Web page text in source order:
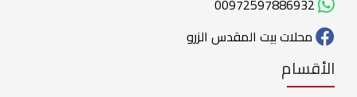
محلات بيت المقدس الزرو
الأقسام